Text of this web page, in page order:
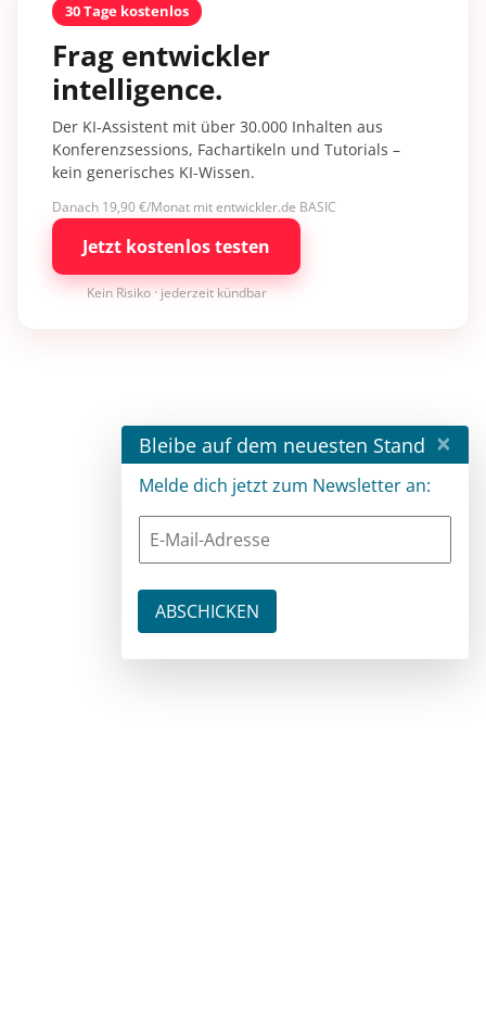
30 Tage kostenlos
Frag entwickler
intelligence.
Der KI-Assistent mit über 30.000 Inhalten aus
Konferenzsessions, Fachartikeln und Tutorials –
kein generisches KI-Wissen.
Danach 19,90 €/Monat mit entwickler.de BASIC
Jetzt kostenlos testen
Kein Risiko · jederzeit kündbar
Bleibe auf dem neuesten Stand ×
Melde dich jetzt zum Newsletter an: